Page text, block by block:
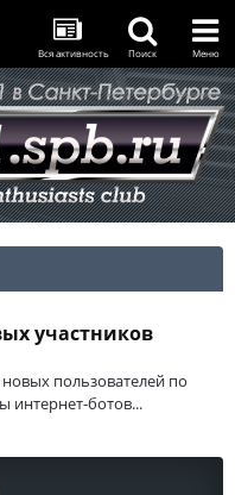
Вся активность Поиск Меню
участников
пользователей по
интернет-ботов...